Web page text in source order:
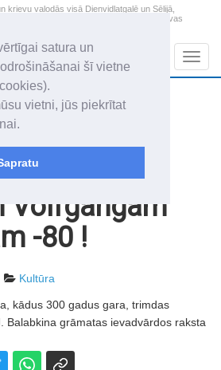
satura un
šī vietne
vietni, jūs piekrītat
krievu valodās visā Dienvidlatgalē un Sēlijā,
aptver Daugavpils valstspilsētu, Augšdaugavas
+21.7
Volfgangam
-80 !
Kultūra
kādus 300 gadus gara, trimdas
Balabkina grāmatas ievadvārdos raksta